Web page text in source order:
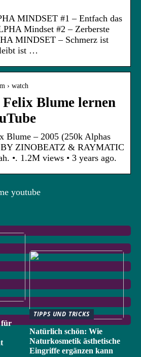
MINDSET #1 – Entfach das
Mindset #2 – Zerberste
MINDSET – Schmerz ist
ist …
› watch
Blume lernen
Blume – 2005 (250k Alphas
ZINOBEATZ & RAYMATIC
•. 1.2M views • 3 years ago.
youtube
für
TIPPS UND TRICKS
Natürlich schön: Wie
Naturkosmetik ästhetische
Eingriffe ergänzen kann